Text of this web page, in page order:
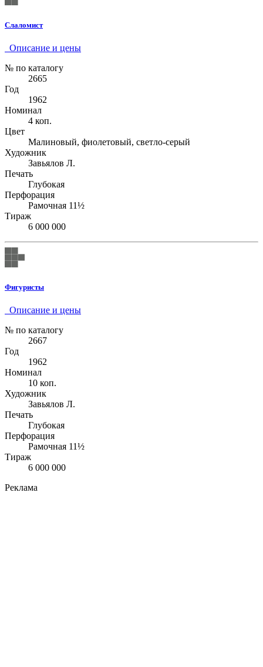
Слаломист
Описание и цены
№ по каталогу
2665
Год
1962
Номинал
4 коп.
Цвет
Малиновый, фиолетовый, светло-серый
Художник
Завьялов Л.
Печать
Глубокая
Перфорация
Рамочная 11½
Тираж
6 000 000
Фигуристы
Описание и цены
№ по каталогу
2667
Год
1962
Номинал
10 коп.
Художник
Завьялов Л.
Печать
Глубокая
Перфорация
Рамочная 11½
Тираж
6 000 000
Реклама